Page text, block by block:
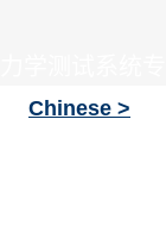
Chinese >